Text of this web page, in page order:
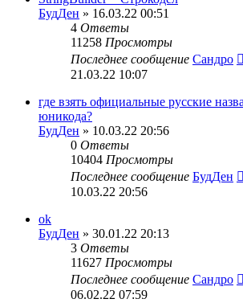
БудДен » 16.03.22 00:51
4 Ответы
11258 Просмотры
Последнее сообщение Сандро
21.03.22 10:07
где взять официальные русские
юникода?
БудДен » 10.03.22 20:56
0 Ответы
10404 Просмотры
Последнее сообщение БудДен
10.03.22 20:56
ok
БудДен » 30.01.22 20:13
3 Ответы
11627 Просмотры
Последнее сообщение Сандро
06.02.22 07:59